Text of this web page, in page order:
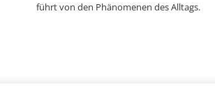
führt von den Phänomenen des Alltags.